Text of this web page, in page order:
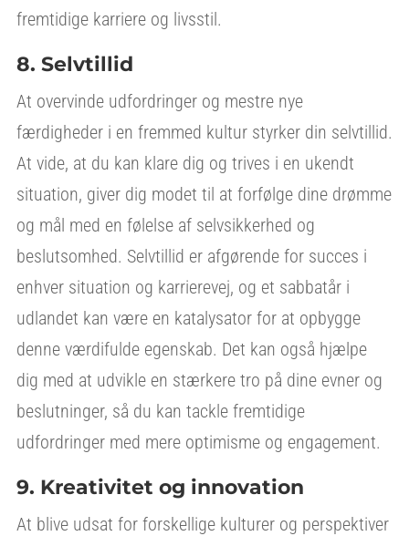
fremtidige karriere og livsstil.
8. Selvtillid
At overvinde udfordringer og mestre nye
færdigheder i en fremmed kultur styrker din selvtillid.
At vide, at du kan klare dig og trives i en ukendt
situation, giver dig modet til at forfølge dine drømme
og mål med en følelse af selvsikkerhed og
beslutsomhed. Selvtillid er afgørende for succes i
enhver situation og karrierevej, og et sabbatår i
udlandet kan være en katalysator for at opbygge
denne værdifulde egenskab. Det kan også hjælpe
dig med at udvikle en stærkere tro på dine evner og
beslutninger, så du kan tackle fremtidige
udfordringer med mere optimisme og engagement.
9. Kreativitet og innovation
At blive udsat for forskellige kulturer og perspektiver